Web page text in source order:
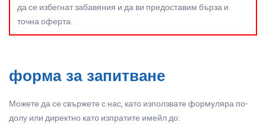
да се избегнат забавяния и да ви предоставим бърза и
точна оферта.
форма за запитване
Можете да се свържете с нас, като използвате формуляра по-
долу или директно като изпратите имейл до: